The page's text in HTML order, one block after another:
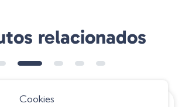
relacionados
Cookies